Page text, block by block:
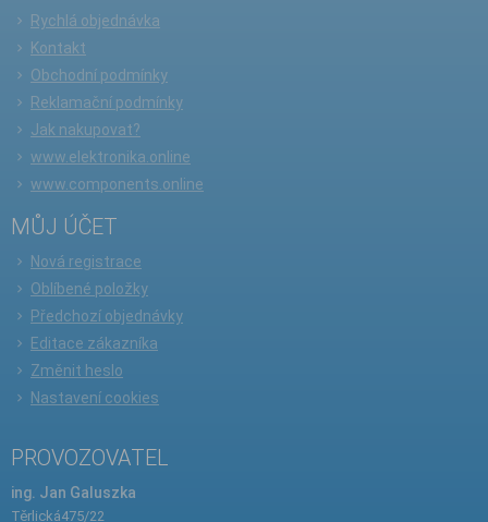
Rychlá objednávka
Kontakt
Obchodní podmínky
Reklamační podmínky
Jak nakupovat?
www.elektronika.online
www.components.online
MŮJ ÚČET
Nová registrace
Oblíbené položky
Předchozí objednávky
Editace zákazníka
Změnit heslo
Nastavení cookies
PROVOZOVATEL
ing. Jan Galuszka
Těrlická475/22